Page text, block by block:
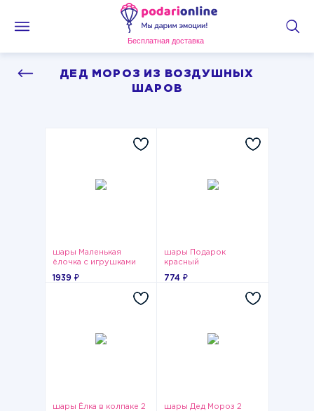
Бесплатная доставка
ДЕД МОРОЗ ИЗ ВОЗДУШНЫХ
ШАРОВ
шары Маленькая
ёлочка с игрушками
1939 ₽
шары Подарок
красный
774 ₽
шары Ёлка в колпаке 2 шары Дед Мороз 2